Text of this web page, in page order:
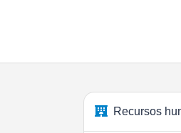
Recursos